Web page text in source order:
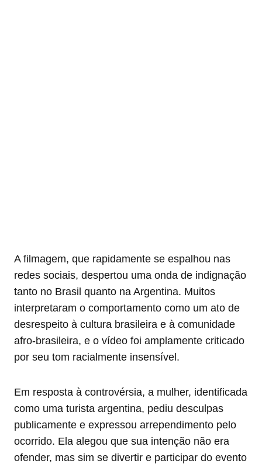
A filmagem, que rapidamente se espalhou nas
redes sociais, despertou uma onda de indignação
tanto no Brasil quanto na Argentina. Muitos
interpretaram o comportamento como um ato de
desrespeito à cultura brasileira e à comunidade
afro-brasileira, e o vídeo foi amplamente criticado
por seu tom racialmente insensível.
Em resposta à controvérsia, a mulher, identificada
como uma turista argentina, pediu desculpas
publicamente e expressou arrependimento pelo
ocorrido. Ela alegou que sua intenção não era
ofender, mas sim se divertir e participar do evento